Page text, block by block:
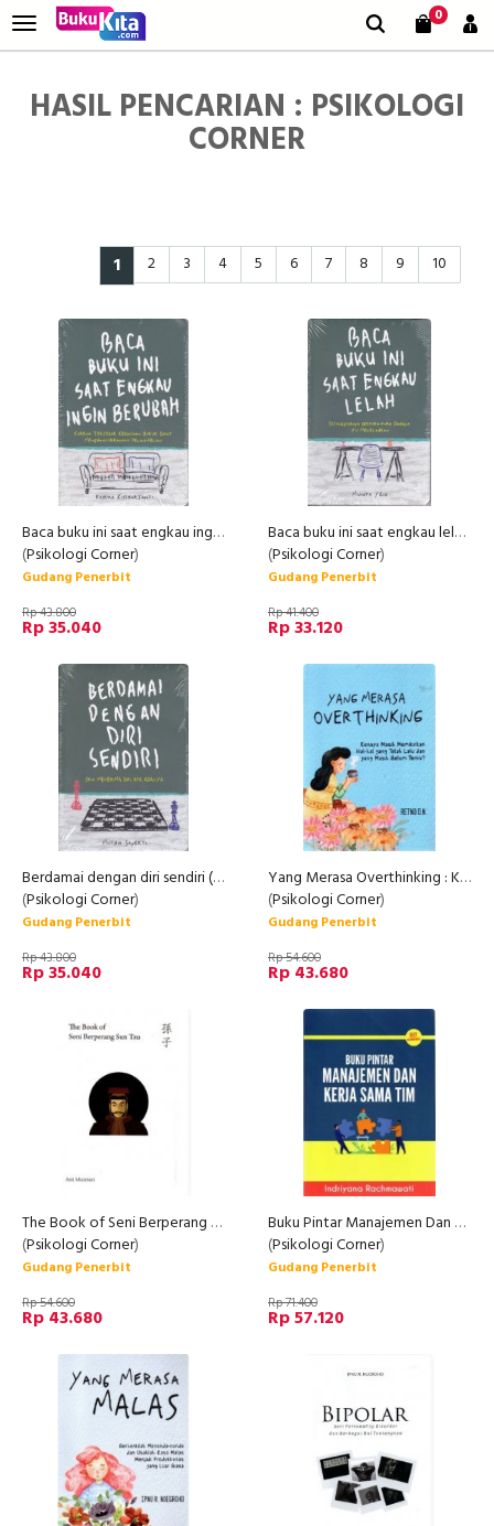
0
HASIL PENCARIAN : PSIKOLOGI
CORNER
1 2 3 4 5 6 7 8 9 10
Baca buku ini saat engkau ingin berubah ( Cover Baru )
(Psikologi Corner)
Gudang Penerbit
Rp 43.800
Rp 35.040
Baca buku ini saat engkau lelah ( Cover Baru )
(Psikologi Corner)
Gudang Penerbit
Rp 41.400
Rp 33.120
Berdamai dengan diri sendiri ( Cover baru )
(Psikologi Corner)
Gudang Penerbit
Rp 43.800
Rp 35.040
Yang Merasa Overthinking : Kenapa Masih Memikirkan Hal-Hal Yang Telah Lalu
(Psikologi Corner)
Gudang Penerbit
Rp 54.600
Rp 43.680
The Book of Seni Berperang Sun Tzu
(Psikologi Corner)
Gudang Penerbit
Rp 54.600
Rp 43.680
Buku Pintar Manajemen Dan Kerja Sama Tim
(Psikologi Corner)
Gudang Penerbit
Rp 71.400
Rp 57.120